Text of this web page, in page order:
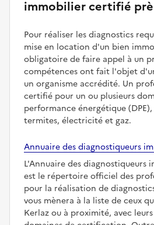
immobilier certifié
Pour réaliser les diagnostics
mise en location d'un bien
obligatoire de faire appel à un
compétences ont fait l'objet
un organisme accrédité. Un
certifié pour un ou plusieurs
performance énergétique
termites, électricité et gaz.
Annuaire des diagnostiqueurs
L'Annuaire des diagnostiqueurs
est le répertoire officiel des
pour la réalisation de
vous mènera à la liste de ceux
Kerlaz ou à proximité, avec